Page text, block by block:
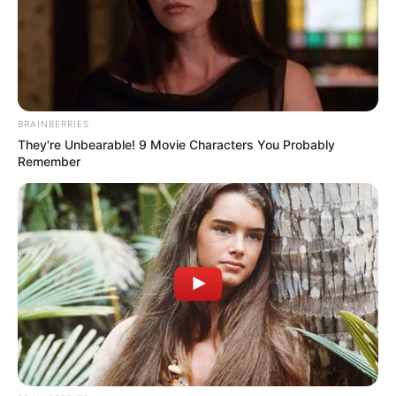
ehemaligen Grenzsperranlagen der DDR und dazu
gehörende Ausstellungen.
Sternenpark Rhön
In der Rhön ist der Nachthimmel so dunkel
Deutschland. Per Führung oder auch auf
idealen Stellen für die Beobachtung der Sterne
aufsuchen.
Puzzle
Auflistung von Ausflugszielen und
BRAINBERRIES
They're Unbearable! 9 Movie Characters You Probably
Remember